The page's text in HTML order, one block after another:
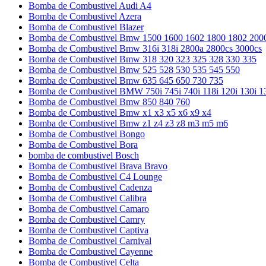
Bomba de Combustivel Audi A4
Bomba de Combustivel Azera
Bomba de Combustivel Blazer
Bomba de Combustivel Bmw 1500 1600 1602 1800 1802
Bomba de Combustivel Bmw 316i 318i 2800a 2800cs 3000cs
Bomba de Combustivel Bmw 318 320 323 325 328 330 335
Bomba de Combustivel Bmw 525 528 530 535 545 550
Bomba de Combustivel Bmw 635 645 650 730 735
Bomba de Combustivel BMW 750i 745i 740i 118i 120i 130i
Bomba de Combustivel Bmw 850 840 760
Bomba de Combustivel Bmw x1 x3 x5 x6 x9 x4
Bomba de Combustivel Bmw z1 z4 z3 z8 m3 m5 m6
Bomba de Combustivel Bongo
Bomba de Combustivel Bora
bomba de combustivel Bosch
Bomba de Combustivel Brava Bravo
Bomba de Combustivel C4 Lounge
Bomba de Combustivel Cadenza
Bomba de Combustivel Calibra
Bomba de Combustivel Camaro
Bomba de Combustivel Camry
Bomba de Combustivel Captiva
Bomba de Combustivel Carnival
Bomba de Combustivel Cayenne
Bomba de Combustivel Celta